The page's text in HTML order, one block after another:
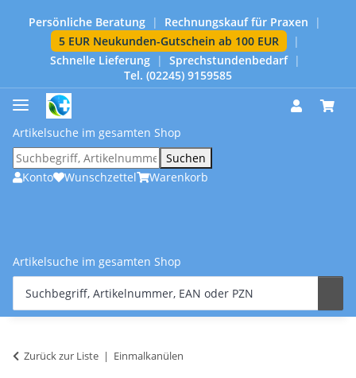
Persönliche Beratung | Rechnungskauf für Praxen
|
5 EUR Neukunden-Gutschein ab 100 EUR
|
Schnelle Lieferung
| Sprechstundenbedarf
|
Tel. (02245) 9159585
Artikelsuche im gesamten Shop
Suchen
Konto
Wunschzettel Warenkorb
Artikelsuche im gesamten Shop
Zurück zur Liste Einmalkanülen